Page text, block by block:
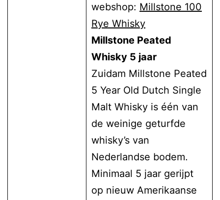
webshop: Millstone 100
Rye Whisky
Millstone Peated
Whisky 5 jaar
Zuidam Millstone Peated
5 Year Old Dutch Single
Malt Whisky is één van
de weinige geturfde
whisky’s van
Nederlandse bodem.
Minimaal 5 jaar gerijpt
op nieuw Amerikaanse